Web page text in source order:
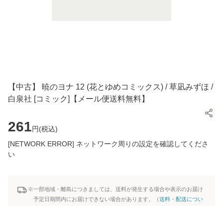
【中古】 暁のヨナ 12 (花とゆめコミックス) / 草凪みずほ /
白泉社 [コミック]【メール便送料無料】
261円(税込)
[NETWORK ERROR] ネットワーク周りの設定を確認してくださ
い
※一部地域・離島につきましては、送料が発生する場合や表示のお届け
予定日期間内にお届けできない場合があります。（送料・配送につい